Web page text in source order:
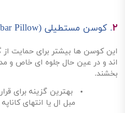
۲. کوسن مستطیلی (Lumbar Pillow)
این کوسن ها بیشتر برای حمایت
اند و در عین حال جلوه ای خاص و
بخشند.
بهترین گزینه برای
مبل ال یا انتهای کاناپه